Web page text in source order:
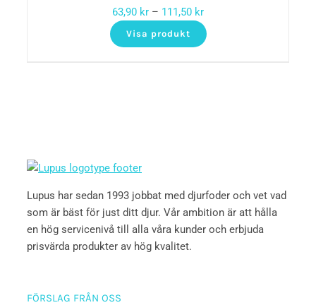
63,90 kr – 111,50 kr
Visa produkt
Lupus har sedan 1993 jobbat med djurfoder och vet vad
som är bäst för just ditt djur. Vår ambition är att hålla
en hög servicenivå till alla våra kunder och erbjuda
prisvärda produkter av hög kvalitet.
FÖRSLAG FRÅN OSS